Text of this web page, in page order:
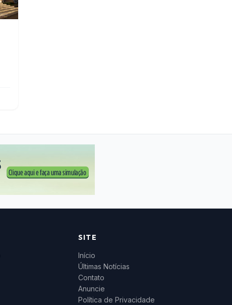
SITE
Início
Últimas Notícias
Contato
Anuncie
Política de Privacidade